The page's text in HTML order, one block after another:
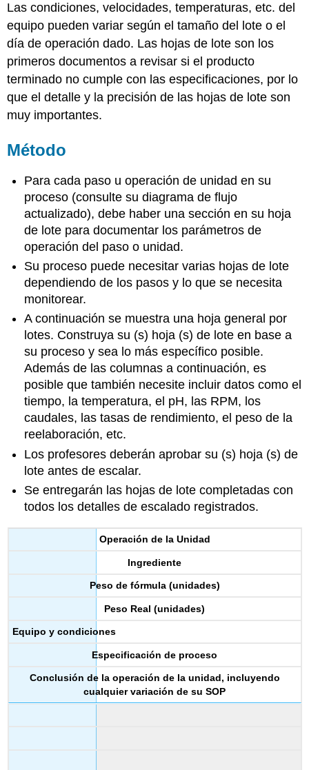
Las condiciones, velocidades, temperaturas, etc. del
equipo pueden variar según el tamaño del lote o el
día de operación dado. Las hojas de lote son los
primeros documentos a revisar si el producto
terminado no cumple con las especificaciones, por lo
que el detalle y la precisión de las hojas de lote son
muy importantes.
Método
Para cada paso u operación de unidad en su
proceso (consulte su diagrama de flujo
actualizado), debe haber una sección en su hoja
de lote para documentar los parámetros de
operación del paso o unidad.
Su proceso puede necesitar varias hojas de lote
dependiendo de los pasos y lo que se necesita
monitorear.
A continuación se muestra una hoja general por
lotes. Construya su (s) hoja (s) de lote en base a
su proceso y sea lo más específico posible.
Además de las columnas a continuación, es
posible que también necesite incluir datos como el
tiempo, la temperatura, el pH, las RPM, los
caudales, las tasas de rendimiento, el peso de la
reelaboración, etc.
Los profesores deberán aprobar su (s) hoja (s) de
lote antes de escalar.
Se entregarán las hojas de lote completadas con
todos los detalles de escalado registrados.
Operación de la Unidad
Ingrediente
Peso de fórmula (unidades)
Peso Real (unidades)
Equipo y condiciones
Especificación de proceso
Conclusión de la operación de la unidad, incluyendo
cualquier variación de su SOP